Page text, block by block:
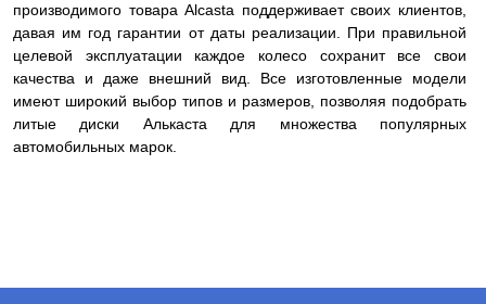
производимого товара Alcasta поддерживает своих клиентов,
давая им год гарантии от даты реализации. При правильной
целевой эксплуатации каждое колесо сохранит все свои
качества и даже внешний вид. Все изготовленные модели
имеют широкий выбор типов и размеров, позволяя подобрать
литые диски Алькаста для множества популярных
автомобильных марок.